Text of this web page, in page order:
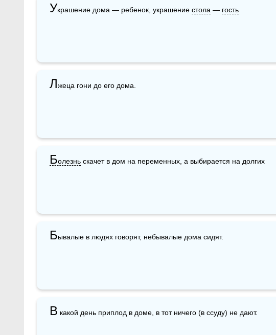
Украшение дома — ребенок, украшение стола — гость
Лжеца гони до его дома.
Болезнь скачет в дом на переменных, а выбирается на долгих
Бывалые в людях говорят, небывалые дома сидят.
В какой день приплод в доме, в тот ничего (в ссуду) не дают.